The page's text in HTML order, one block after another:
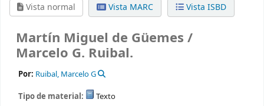
Vista normal
Vista MARC Vista ISBD
Martín Miguel de Güemes /
Marcelo G. Ruibal.
Por: Ruibal, Marcelo G
Tipo de material:
Texto